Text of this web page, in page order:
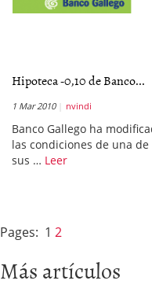
Hipoteca -0,10 de Banco...
1 Mar 2010 nvindi
Banco Gallego ha
las condiciones de una de
sus … Leer
Pages: 1 2
Más artículos